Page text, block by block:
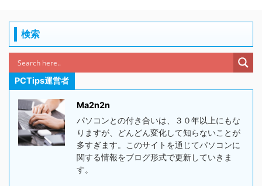
検索
PCTips運営者
Ma2n2n
パソコンとの付き合いは、３０年以上にもな
りますが、どんどん変化して知らないことが
多すぎます。このサイトを通じてパソコンに
関する情報をブログ形式で更新していきま
す。